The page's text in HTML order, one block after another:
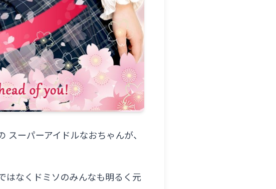
ーパーアイドルなおちゃんが、
はなくドミソのみんなも明るく元